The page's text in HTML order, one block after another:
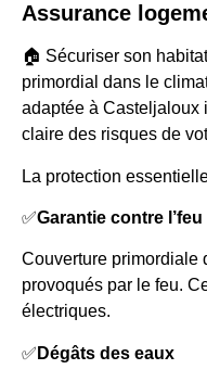
Assurance
🏠 Sécuriser son
primordial dans le
adaptée à Casteljaloux
claire des risques de
La protection
✅Garantie contre l’feu
Couverture primordiale
provoqués par le feu.
électriques.
✅ Dégâts des eaux